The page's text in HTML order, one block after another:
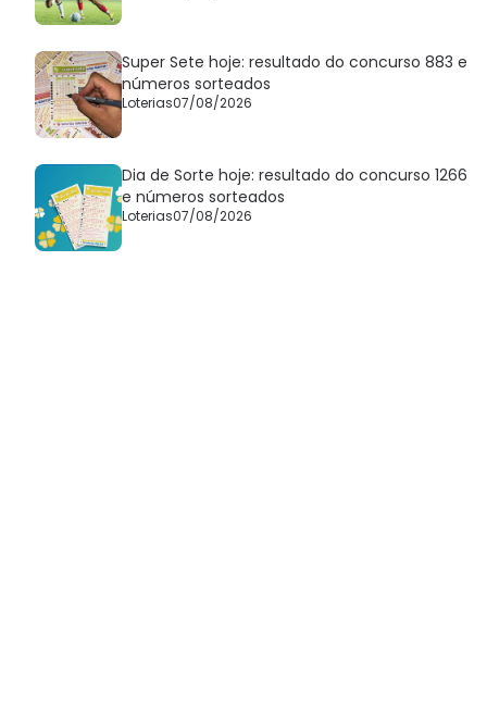
Super Sete hoje: resultado do concurso 883 e
números sorteados
Loterias07/08/2026
Dia de Sorte hoje: resultado do concurso 1266
e números sorteados
Loterias07/08/2026